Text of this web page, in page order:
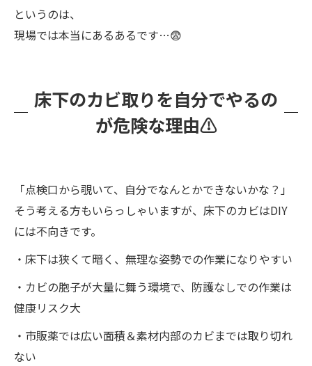
というのは、
現場では本当にあるあるです…😨
床下のカビ取りを自分でやるの
が危険な理由⚠️
「点検口から覗いて、自分でなんとかできないかな？」
そう考える方もいらっしゃいますが、床下のカビはDIY
には不向きです。
・床下は狭くて暗く、無理な姿勢での作業になりやすい
・カビの胞子が大量に舞う環境で、防護なしでの作業は
健康リスク大
・市販薬では広い面積＆素材内部のカビまでは取り切れ
ない